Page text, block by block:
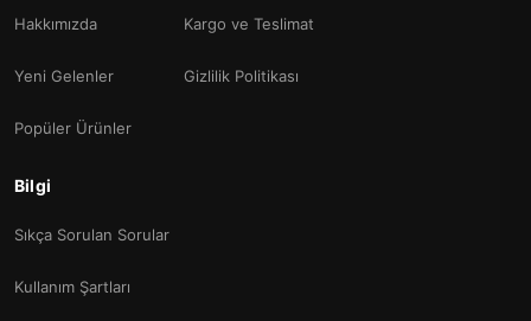
Hakkımızda
Yeni Gelenler
Popüler Ürünler
Kargo ve Teslimat
Gizlilik Politikası
Bilgi
Sıkça Sorulan Sorular
Kullanım Şartları